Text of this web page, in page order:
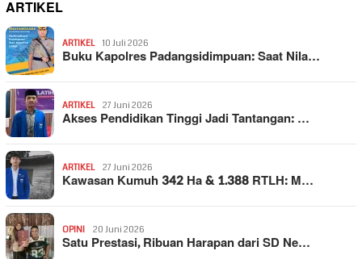
ARTIKEL
ARTIKEL 10 Juli 2026
Buku Kapolres Padangsidimpuan: Saat Nila…
ARTIKEL 27 Juni 2026
Akses Pendidikan Tinggi Jadi Tantangan: …
ARTIKEL 27 Juni 2026
Kawasan Kumuh 342 Ha & 1.388 RTLH: M…
OPINI 20 Juni 2026
Satu Prestasi, Ribuan Harapan dari SD Ne…